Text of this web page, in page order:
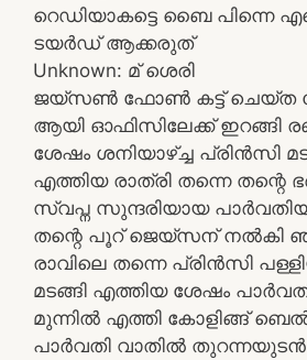
റെഡിയാകട്ടെ ബൈ പിന്നെ
ടയർഡ് ആക്കരുത്
Unknown: മ് ശെരി
ജയ്സൺ ഫോൺ കട്ട് ചെയ്ത
ആയി ഓഫിസിലേക്ക് ഇറങ്ങി
ശേഷം ശനിയാഴ്ച്ച പ്രിൻസി
എത്തിയ രാത്രി തന്നെ തന്റെ
സ്വപ്ന സുന്ദരിയായ
തന്റെ പൂറ് ജെയ്സന് നൽകി
രാവിലെ തന്നെ പ്രിൻസി
മടങ്ങി എത്തിയ ശേഷം
മുന്നിൽ എത്തി കോളിങ്ങ്
പാർവതി വാതിൽ